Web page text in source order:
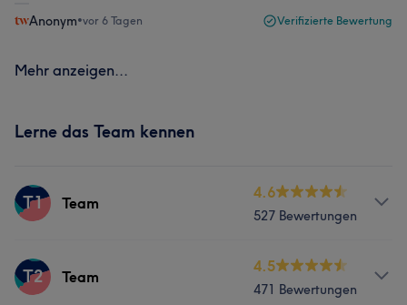
Anonym•vor 6 Tagen Verifizierte Bewertung
Mehr anzeigen...
Lerne das Team kennen
T1 Team
4.6
527 Bewertungen
Services
T2 Team
4.5
471 Bewertungen